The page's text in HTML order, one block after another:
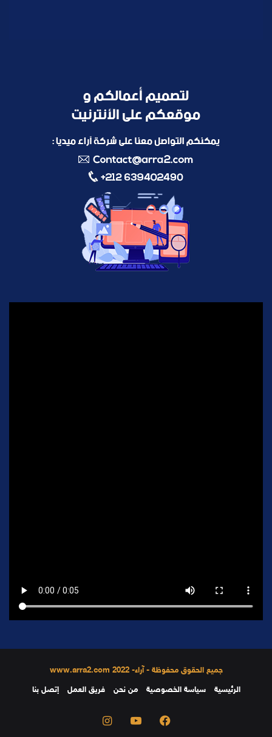
جميع الحقوق محفوظة - آراء- 2022 www.arra2.com
الرئيسية
سياسة الخصوصية من نحن فريق العمل إتصل بنا
فيسبوك يوتيوب